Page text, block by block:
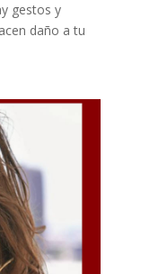
gestos y
daño a tu